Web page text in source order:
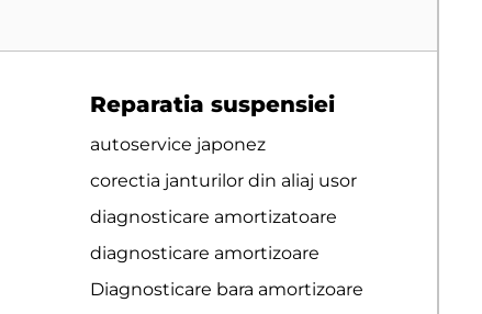
Reparatia suspensiei
autoservice japonez
corectia janturilor din aliaj usor
diagnosticare amortizatoare
diagnosticare amortizoare
Diagnosticare bara amortizoare